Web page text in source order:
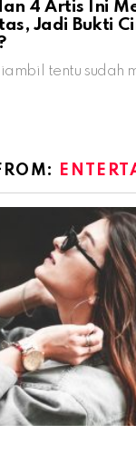
4 Artis Ini
Jadi Bukti
tentu sudah